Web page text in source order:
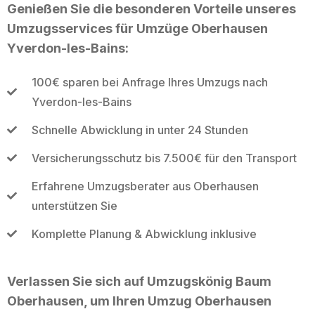
Genießen Sie die besonderen Vorteile unseres
Umzugsservices für Umzüge Oberhausen
Yverdon-les-Bains:
100€ sparen bei Anfrage Ihres Umzugs nach
Yverdon-les-Bains
Schnelle Abwicklung in unter 24 Stunden
Versicherungsschutz bis 7.500€ für den Transport
Erfahrene Umzugsberater aus Oberhausen
unterstützen Sie
Komplette Planung & Abwicklung inklusive
Verlassen Sie sich auf Umzugskönig Baum
Oberhausen, um Ihren Umzug Oberhausen